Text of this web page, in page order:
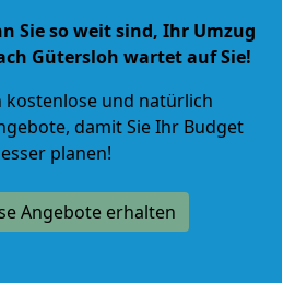
Sie so weit sind, Ihr Umzug
Gütersloh wartet auf Sie!
kostenlose und natürlich
, damit Sie Ihr Budget
planen!
Angebote erhalten